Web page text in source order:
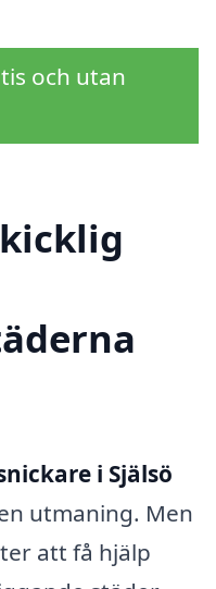
och utan
i Själsö
utmaning. Men
att få hjälp